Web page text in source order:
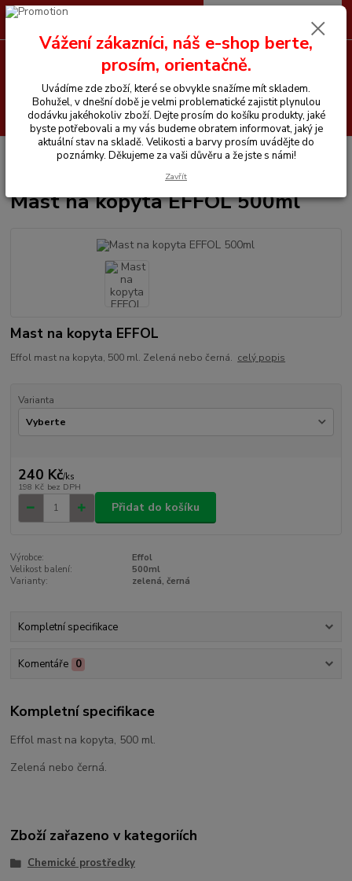
Hledat
+420 605 255 500 0 Kč
Chemické prostředky Péče o kopyta
Mast na kopyta EFFOL
Mast na kopyta EFFOL 500ml
Mast na kopyta EFFOL
Effol mast na kopyta, 500 ml. Zelená nebo černá. celý popis
Varianta
240 Kč/ks
198 Kč bez DPH
Přidat do košíku
Výrobce:
Effol
Velikost balení:
500ml
Varianty:
zelená, černá
Kompletní specifikace
Komentáře 0
Kompletní specifikace
Effol mast na kopyta, 500 ml.
Zelená nebo černá.
Zboží zařazeno v kategoriích
Chemické prostředky
Vážení zákazníci, náš e-shop berte,
prosím, orientačně.
Uvádíme zde zboží, které se obvykle snažíme mít skladem.
Bohužel, v dnešní době je velmi problematické zajistit plynulou
dodávku jakéhokoliv zboží. Dejte prosím do košíku produkty, jaké
byste potřebovali a my vás budeme obratem informovat, jaký je
aktuální stav na skladě. Velikosti a barvy prosím uvádějte do
poznámky. Děkujeme za vaši důvěru a že jste s námi!
Zavřít